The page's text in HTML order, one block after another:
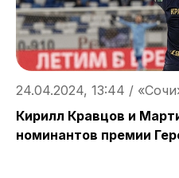
24.04.2024, 13:44 /
Кирилл Кравцов и
номинантов премии